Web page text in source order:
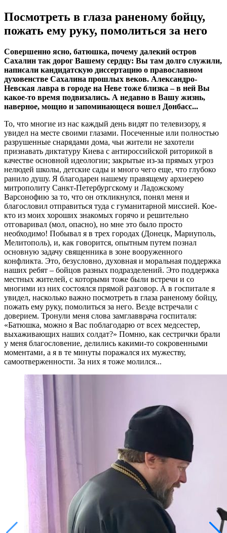
Посмотреть в глаза раненому бойцу,
пожать ему руку, помолиться за него
Совершенно ясно, батюшка, почему далекий остров
Сахалин так дорог Вашему сердцу: Вы там долго служили,
написали кандидатскую диссертацию о православном
духовенстве Сахалина прошлых веков. Александро-
Невская лавра в городе на Неве тоже близка – в ней Вы
какое-то время подвизались. А недавно в Вашу жизнь,
наверное, мощно и запоминающеся вошел Донбасс...
То, что многие из нас каждый день видят по телевизору, я
увидел на месте своими глазами. Посеченные или полностью
разрушенные снарядами дома, чьи жители не захотели
признавать диктатуру Киева с антироссийской риторикой в
качестве основной идеологии; закрытые из-за прямых угроз
нелюдей школы, детские сады и много чего еще, что глубоко
ранило душу. Я благодарен нашему правящему архиерею
митрополиту Санкт-Петербургскому и Ладожскому
Варсонофию за то, что он откликнулся, понял меня и
благословил отправиться туда с гуманитарной миссией. Кое-
кто из моих хороших знакомых горячо и решительно
отговаривал (мол, опасно), но мне это было просто
необходимо! Побывал я в трех городах (Донецк, Мариуполь,
Мелитополь), и, как говорится, опытным путем познал
основную задачу священника в зоне вооруженного
конфликта. Это, безусловно, духовная и моральная поддержка
наших ребят – бойцов разных подразделений. Это поддержка
местных жителей, с которыми тоже были встречи и со
многими из них состоялся прямой разговор. А в госпитале я
увидел, насколько важно посмотреть в глаза раненому бойцу,
пожать ему руку, помолиться за него. Везде встречали с
доверием. Тронули меня слова замглавврача госпиталя:
«Батюшка, можно я Вас поблагодарю от всех медсестер,
выхаживающих наших солдат?» Помню, как сестрички брали
у меня благословение, делились какими-то сокровенными
моментами, а я в те минуты поражался их мужеству,
самоотверженности. За них я тоже молился...